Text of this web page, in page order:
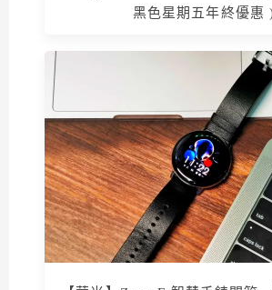
黑色星期五年終優惠